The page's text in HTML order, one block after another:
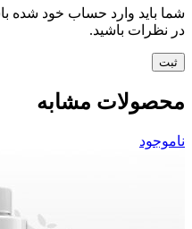
شما باید وارد حساب خود شده
در نظرات باشید.
محصولات مشابه
ناموجود